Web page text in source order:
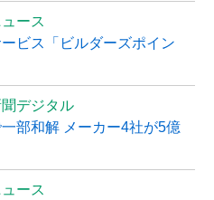
ース
ビス「ビルダーズポイン
デジタル
部和解 メーカー4社が5億
ース